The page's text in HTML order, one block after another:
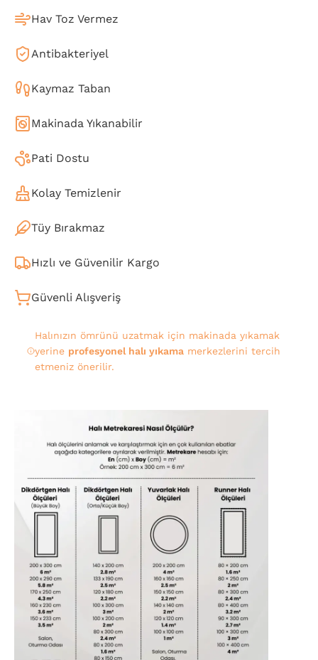
Hav Toz Vermez
Antibakteriyel
Kaymaz Taban
Makinada Yıkanabilir
Pati Dostu
Kolay Temizlenir
Tüy Bırakmaz
Hızlı ve Güvenilir Kargo
Güvenli Alışveriş
Halınızın ömrünü uzatmak için makinada yıkamak
yerine profesyonel halı yıkamamerkezlerini tercih
etmeniz önerilir.